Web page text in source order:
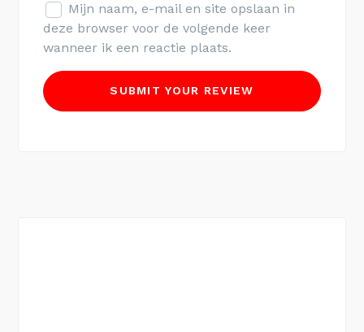
Mijn naam, e-mail en site opslaan in
deze browser voor de volgende keer
wanneer ik een reactie plaats.